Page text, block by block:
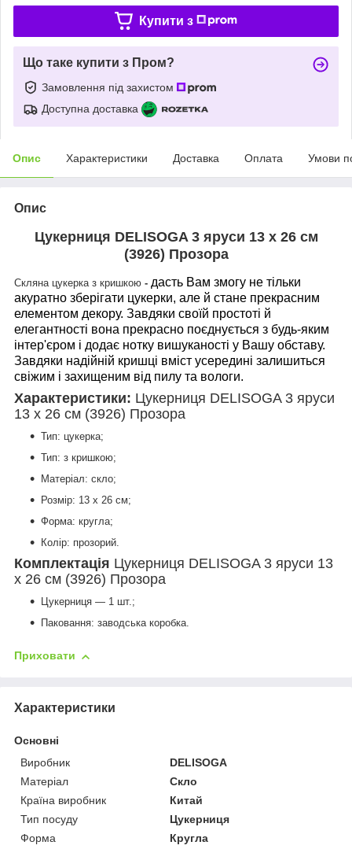
Купити з
Що таке купити з Пром?
Замовлення під захистом
Доступна доставка
Опис Характеристики Доставка Оплата Умови
Опис
Цукерниця DELISOGA 3 яруси 13 х 26 см
(3926) Прозора
Скляна цукерка з кришкою - дасть Вам змогу не тільки
акуратно зберігати цукерки, але й стане прекрасним
елементом декору. Завдяки своїй простоті й
елегантності вона прекрасно поєднується з будь-яким
інтер'єром і додає нотку вишуканості у Вашу обставу.
Завдяки надійній кришці вміст усередині залишиться
свіжим і захищеним від пилу та вологи.
Характеристики: Цукерниця DELISOGA 3 яруси
13 х 26 см (3926) Прозора
Тип: цукерка;
Тип: з кришкою;
Матеріал: скло;
Розмір: 13 х 26 см;
Форма: кругла;
Колір: прозорий.
Комплектація Цукерниця DELISOGA 3 яруси 13
х 26 см (3926) Прозора
Цукерниця — 1 шт.;
Паковання: заводська коробка.
Приховати
Характеристики
Основні
Виробник
DELISOGA
Матеріал
Скло
Країна виробник
Китай
Тип посуду
Цукерниця
Форма
Кругла